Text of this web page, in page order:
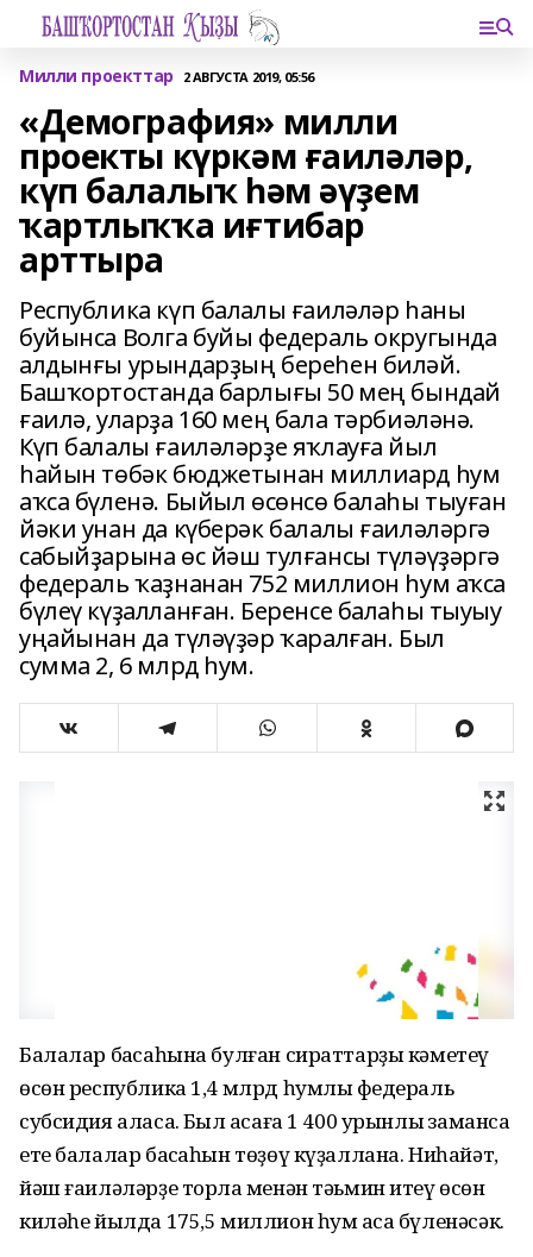
Милли проекттар 2 АВГУСТА 2019, 05:56
«Демография» милли
проекты күркәм ғаиләләр,
күп балалыҡ һәм әүҙем
ҡартлыҡҡа иғтибар
арттыра
Республика күп балалы ғаиләләр һаны
буйынса Волга буйы федераль округында
алдынғы урындарҙың береһен биләй.
Башҡортостанда барлығы 50 мең бындай
ғаилә, уларҙа 160 мең бала тәрбиәләнә.
Күп балалы ғаиләләрҙе яҡлауға йыл
һайын төбәк бюджетынан миллиард һум
аҡса бүленә. Быйыл өсөнсө балаһы тыуған
йәки унан да күберәк балалы ғаиләләргә
сабыйҙарына өс йәш тулғансы түләүҙәргә
федераль ҡаҙнанан 752 миллион һум аҡса
бүлеү күҙалланған. Беренсе балаһы тыуыу
уңайынан да түләүҙәр ҡаралған. Был
сумма 2, 6 млрд һум.
Балалар баҡсаһына булған сираттарҙы кәметеү
өсөн республика 1,4 млрд һумлыҡ федераль
субсидия аласаҡ. Был аҡсаға 1 400 урынлыҡ заманса
ете балалар баҡсаһын төҙөү күҙаллана. Ниһайәт,
йәш ғаиләләрҙе торлаҡ менән тәьмин итеү өсөн
киләһе йылда 175,5 миллион һум аҡса бүленәсәк.